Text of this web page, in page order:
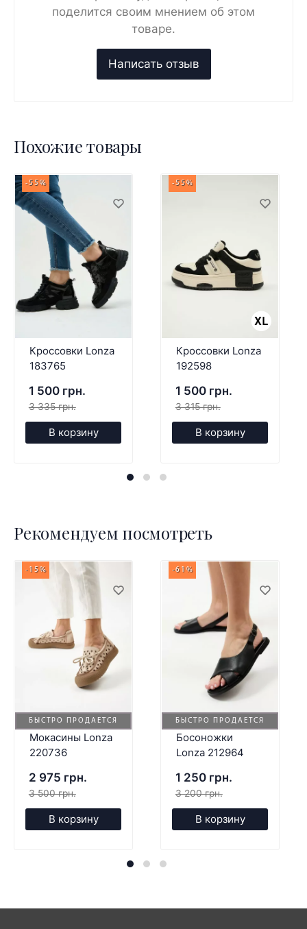
поделится своим мнением об этом
товаре.
Похожие товары
-55%
Кроссовки Lonza
183765
1 500 грн.
3 335 грн.
В корзину
-55%
Кроссовки Lonza
192598
1 500 грн.
3 315 грн.
В корзину
Рекомендуем посмотреть
БЫСТРО ПРОДАЕТСЯ
-15%
Мокасины Lonza
220736
2 975 грн.
3 500 грн.
В корзину
БЫСТРО ПРОДАЕТСЯ
-61%
Босоножки
Lonza 212964
1 250 грн.
3 200 грн.
В корзину